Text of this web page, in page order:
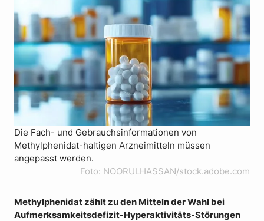
Die Fach- und Gebrauchsinformationen von
Methylphenidat-haltigen Arzneimitteln müssen
angepasst werden.
Foto: NOORULHASSAN/stock.adobe.com
Methylphenidat zählt zu den Mitteln der Wahl bei
Aufmerksamkeitsdefizit-Hyperaktivitäts-Störungen